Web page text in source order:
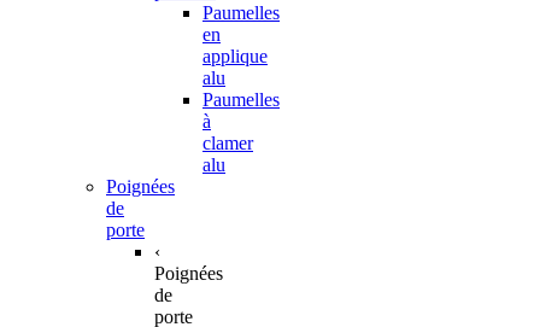
Paumelles
en
applique
alu
Paumelles
à
clamer
alu
Poignées
de
porte
‹
Poignées
de
porte